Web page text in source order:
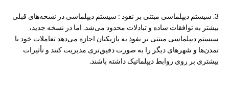
3. سیستم دیپلماسی مبتنی بر نفوذ : سیستم دیپلماسی در نسخه‌های قبلی
بیشتر به توافقات ساده و تبادلات محدود می‌شد. اما در نسخه جدید،
سیستم دیپلماسی مبتنی بر نفوذ به بازیکنان اجازه می‌دهد تعاملات خود با
تمدن‌ها و شهرهای دیگر را به صورت دقیق‌تری مدیریت کنند و تأثیرات
بیشتری بر روی روابط دیپلماتیک داشته باشند.